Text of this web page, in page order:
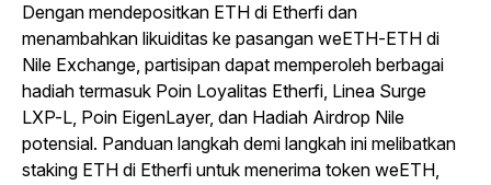
Dengan mendepositkan ETH di Etherfi dan
menambahkan likuiditas ke pasangan weETH-ETH di
Nile Exchange, partisipan dapat memperoleh berbagai
hadiah termasuk Poin Loyalitas Etherfi, Linea Surge
LXP-L, Poin EigenLayer, dan Hadiah Airdrop Nile
potensial. Panduan langkah demi langkah ini melibatkan
staking ETH di Etherfi untuk menerima token weETH,